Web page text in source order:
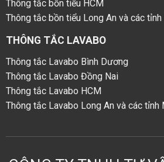
Thông tắc bồn tiểu HCM
Thông tắc bồn tiểu Long An và các tỉnh
THÔNG TẮC LAVABO
Thông tắc Lavabo Bình Dương
Thông tắc Lavabo Đồng Nai
Thông tắc Lavabo HCM
Thông tắc Lavabo Long An và các tỉnh